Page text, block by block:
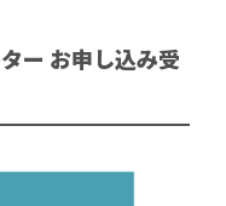
ー お申し込み受